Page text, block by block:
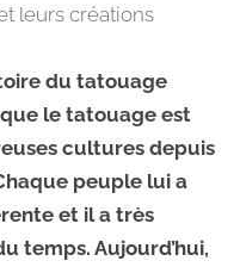
leurs créations
du tatouage
le tatouage est
cultures depuis
peuple lui a
et il a très
temps. Aujourd’hui,